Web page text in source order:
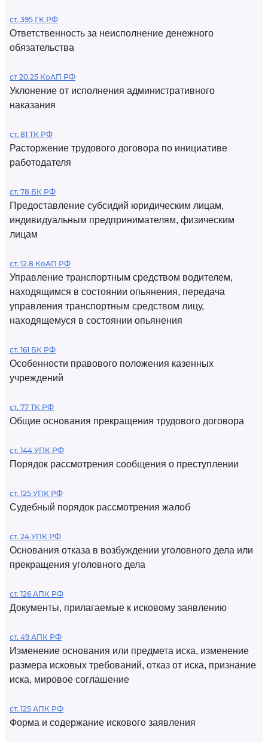
ст. 395 ГК РФ
Ответственность за неисполнение денежного
обязательства
ст 20.25 КоАП РФ
Уклонение от исполнения административного
наказания
ст. 81 ТК РФ
Расторжение трудового договора по инициативе
работодателя
ст. 78 БК РФ
Предоставление субсидий юридическим лицам,
индивидуальным предпринимателям, физическим
лицам
ст. 12.8 КоАП РФ
Управление транспортным средством водителем,
находящимся в состоянии опьянения, передача
управления транспортным средством лицу,
находящемуся в состоянии опьянения
ст. 161 БК РФ
Особенности правового положения казенных
учреждений
ст. 77 ТК РФ
Общие основания прекращения трудового договора
ст. 144 УПК РФ
Порядок рассмотрения сообщения о преступлении
ст. 125 УПК РФ
Судебный порядок рассмотрения жалоб
ст. 24 УПК РФ
Основания отказа в возбуждении уголовного дела или
прекращения уголовного дела
ст. 126 АПК РФ
Документы, прилагаемые к исковому заявлению
ст. 49 АПК РФ
Изменение основания или предмета иска, изменение
размера исковых требований, отказ от иска, признание
иска, мировое соглашение
ст. 125 АПК РФ
Форма и содержание искового заявления